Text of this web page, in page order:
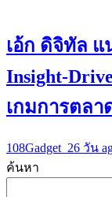
เอ้ก ดิจิทัล แ
Insight-
เกมการตลา
108Gadget_26 วัน
ค้นหา